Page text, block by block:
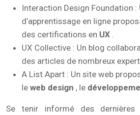
Interaction Design Foundation
d’apprentissage en ligne
des certifications en UX .
UX Collective : Un blog
des articles de nombreux
A List Apart : Un site web
le web design , le
Se tenir informé des